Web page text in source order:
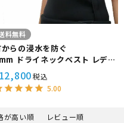
料無料
からの浸水を防ぐ
ドライネックベスト レディ
Worlddive/ワールドダイブ
ナーベスト セミドライ 暖か
保温
12,800税込
5.00
が高い順 レビュー順